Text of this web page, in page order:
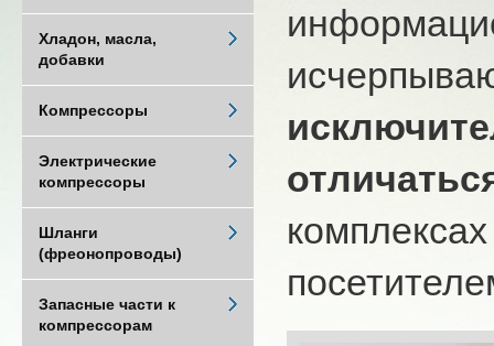
Хладон, масла,
добавки
Компрессоры
Электрические
компрессоры
Шланги
(фреонопроводы)
Запасные части к
компрессорам